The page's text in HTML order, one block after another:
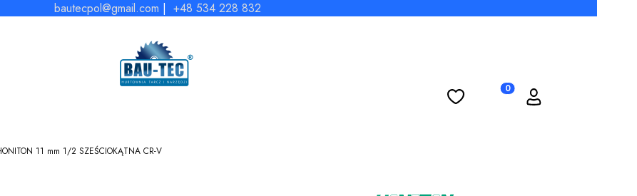
bautecpol@gmail.com | +48 534 228 832
Ulubione Produkty w koszyku: 0.
Koszyk Zaloguj się
11 mm 1/2 SZEŚCIOKĄTNA CR-V